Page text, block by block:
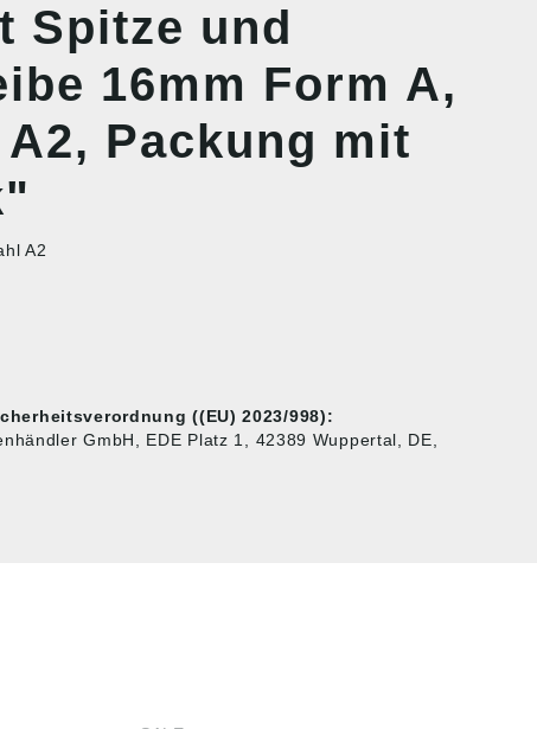
Spitze und
16mm Form A,
Packung mit
A2
((EU) 2023/998):
GmbH, EDE Platz 1, 42389 Wuppertal, DE,